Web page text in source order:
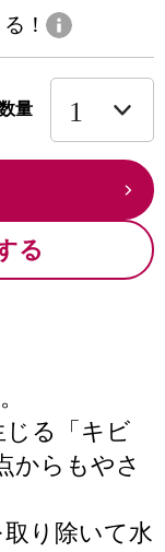
！
量
る
る「キビ
からもやさ
取り除いて水